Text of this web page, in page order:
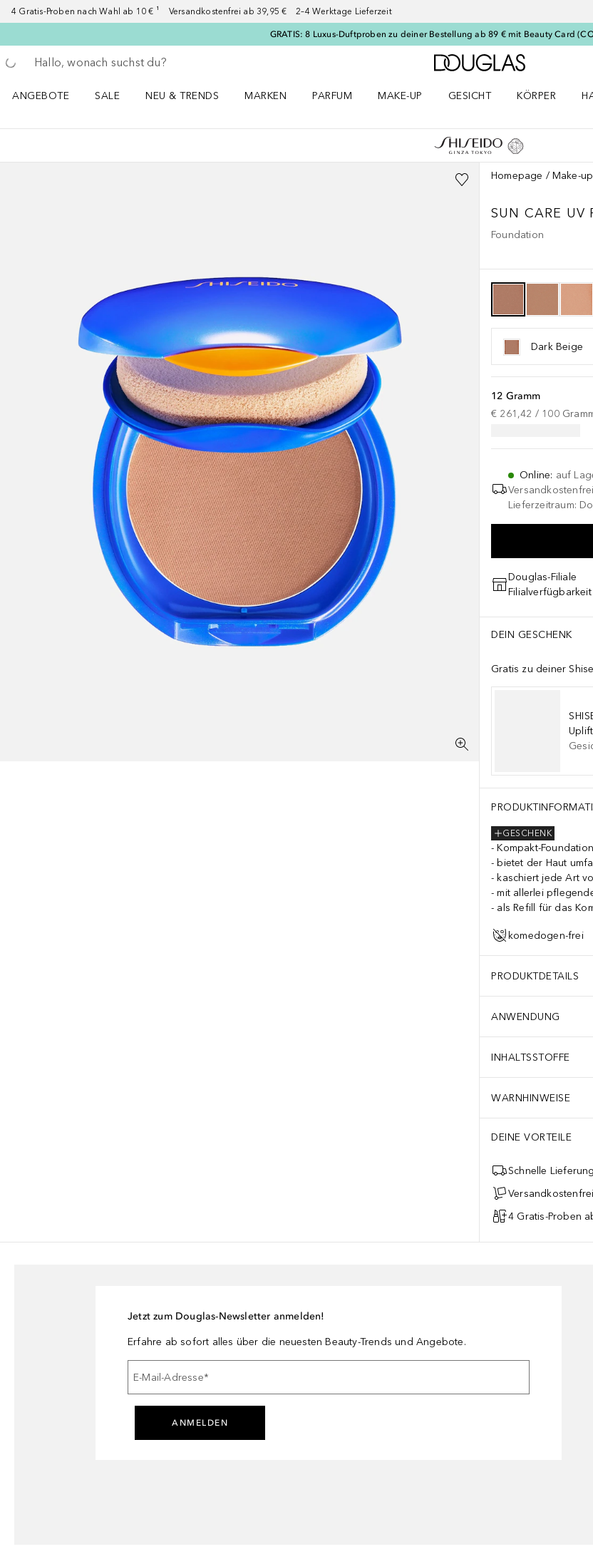
4 Gratis-Proben nach Wahl ab 10 € ¹ Versandkostenfrei ab 39,95 € 2–4 Werktage Lieferzeit
GRATIS: 8 Luxus-Duftproben zu deiner Bestellung ab 89 € mit Beauty Card
Gehe zurück
Suche ausführen
Zur Douglas
ANGEBOTE
SALE
NEU & TRENDS
MARKEN
PARFUM
MAKE-UP
GESICHT
KÖRPER
Homepage Make-up
SUN CARE UV
Foundation
Dark Beige
12 Gramm
€ 261,42 / 100
Online: auf
Lieferzeitraum:
Douglas-Filiale
DEIN GESCHENK
Gratis zu deiner
GESCHENK
Kompakt-
bietet der Haut
kaschiert jede Art
mit allerlei
als Refill für das
komedogen-frei
PRODUKTDETAILS
ANWENDUNG
INHALTSSTOFFE
WARNHINWEISE
DEINE VORTEILE
Schnelle
4 Gratis-Proben
Jetzt zum Douglas-Newsletter anmelden!
Erfahre ab sofort alles über die neuesten Beauty-Trends und Angebote.
E-Mail-Adresse*
ANMELDEN